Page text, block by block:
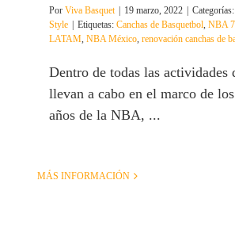
Por Viva Basquet 19 marzo, 2022 Categorías:
Style
Etiquetas: Canchas de Basquetbol, NBA
LATAM, NBA México, renovación canchas de
Dentro de todas las actividades
llevan a cabo en el marco de
años de la NBA, ...
MÁS INFORMACIÓN